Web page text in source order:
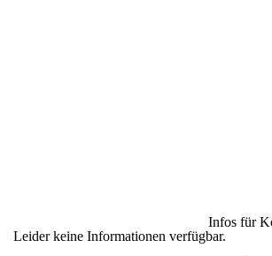
Infos für
Leider keine Informationen verfügbar.